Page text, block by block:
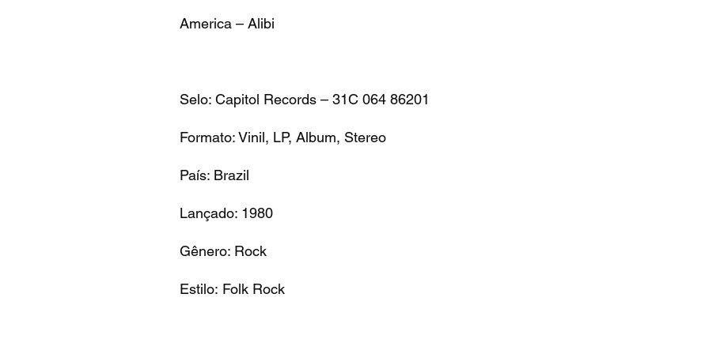
America – Alibi
Selo: Capitol Records – 31C 064 86201
Formato:Vinil, LP, Album, Stereo
País: Brazil
Lançado: 1980
Gênero: Rock
Estilo: Folk Rock